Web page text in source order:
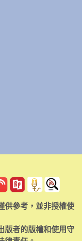
供參考，並非授權使
版者的版權和使用守